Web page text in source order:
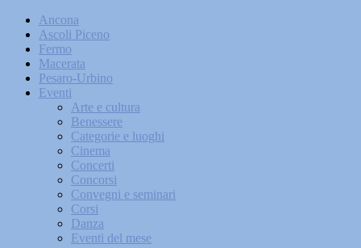
Ancona
Ascoli Piceno
Fermo
Macerata
Pesaro-Urbino
Eventi
Arte e cultura
Benessere
Categorie e luoghi
Cinema
Concerti
Concorsi
Convegni e seminari
Corsi
Danza
Eventi del mese